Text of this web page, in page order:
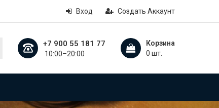
Создать Аккаунт
Вход
Корзина
0 шт.
+7 900 55 181 77
10:00–20:00